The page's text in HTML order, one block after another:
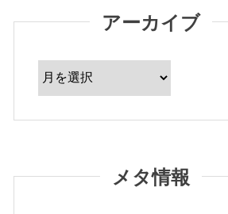
アーカイブ
ー
カ
イ
メタ情報